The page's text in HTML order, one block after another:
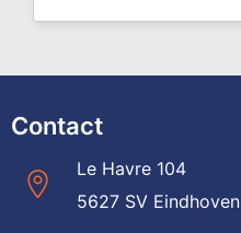
Contact
Le Havre 104
5627 SV Eindhoven